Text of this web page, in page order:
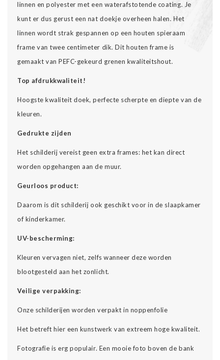
linnen en polyester met een waterafstotende coating. Je
kunt er dus gerust een nat doekje overheen halen. Het
linnen wordt strak gespannen op een houten spieraam
frame van twee centimeter dik. Dit houten frame is
gemaakt van PEFC-gekeurd grenen kwaliteitshout.
Top afdrukkwaliteit!
Hoogste kwaliteit doek, perfecte scherpte en diepte van de
kleuren.
Gedrukte zijden
Het schilderij vereist geen extra frames: het kan direct
worden opgehangen aan de muur.
Geurloos product:
Daarom is dit schilderij ook geschikt voor in de slaapkamer
of kinderkamer.
UV-bescherming:
Kleuren vervagen niet, zelfs wanneer deze worden
blootgesteld aan het zonlicht.
Veilige verpakking:
Onze schilderijen worden verpakt in noppenfolie
Het betreft hier een kunstwerk van extreem hoge kwaliteit.
Fotografie is erg populair. Een mooie foto boven de bank